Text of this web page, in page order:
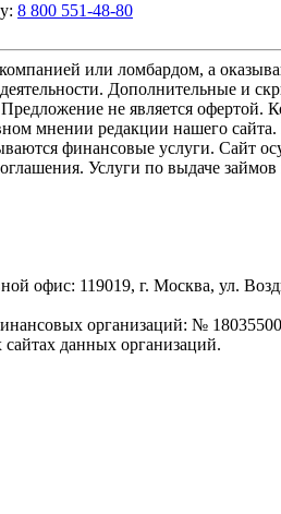
8 800 551-48-80
или ломбардом, а
Дополнительные и
не является офертой.
мнении редакции нашего сайта.
финансовые услуги. Сайт
Услуги по выдаче займов
119019, г. Москва, ул.
организаций: №
данных организаций.